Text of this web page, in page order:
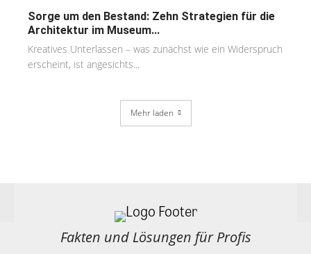
Sorge um den Bestand: Zehn Strategien für die
Architektur im Museum...
Kreatives Unterlassen – was zunächst wie ein Widerspruch
erscheint, ist angesichts...
Mehr laden
Fakten und Lösungen für Profis